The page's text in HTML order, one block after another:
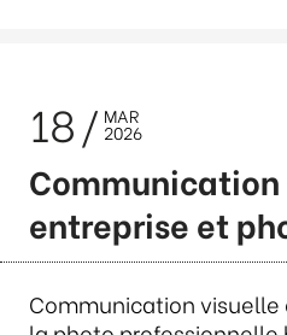
18 MAR
2026
entreprise et
Communication